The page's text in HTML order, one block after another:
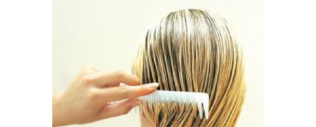
Маска из алоэ
Маска для волос Банановая маска